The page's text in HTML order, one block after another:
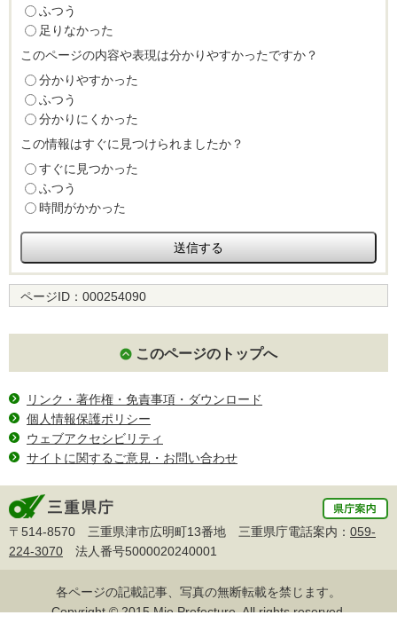
ふつう
足りなかった
このページの内容や表現は分かりやすかったですか？
分かりやすかった
ふつう
分かりにくかった
この情報はすぐに見つけられましたか？
すぐに見つかった
ふつう
時間がかかった
ページID： 000254090
このページのトップへ
リンク・著作権・免責事項・ダウンロード
個人情報保護ポリシー
ウェブアクセシビリティ
サイトに関するご意見・お問い合わせ
〒514-8570 三重県津市広明町13番地 三重県庁電話案内： 059-
224-3070 法人番号5000020240001
各ページの記載記事、写真の無断転載を禁じます。
Copyright © 2015 Mie Prefecture, All rights reserved.